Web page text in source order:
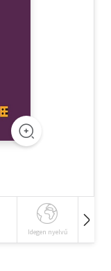
Idegen nyelvű